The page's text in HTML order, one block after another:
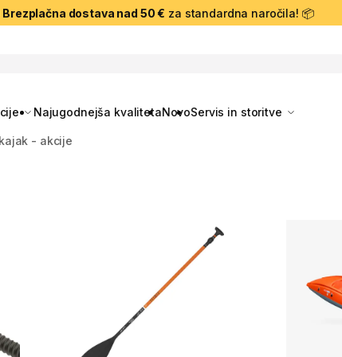
Brezplačna dostava nad 50 € za standardna naročila! 📦
Najugodnejša kvalitetaNovoServis in storitve
- akcije